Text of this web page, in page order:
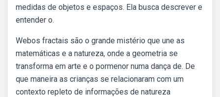
medidas de objetos e espaços. Ela busca descrever e
entender o.
Webos fractais são o grande mistério que une as
matemáticas e a natureza, onde a geometria se
transforma em arte e o pormenor numa dança de. De
que maneira as crianças se relacionaram com um
contexto repleto de informações de natureza